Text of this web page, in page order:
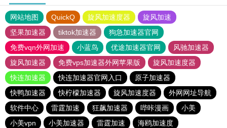
网站地图 QuickQ 旋风加速度器
旋风加速
坚果加速器
tiktok加速器
狗急加速器官网
免费vqn外网加速
小蓝鸟 优途加速器官网
风驰加速器
旋风加速器
免费vps加速器外网苹果版
旋风加速度器
快连加速器
快连加速器官网入口
原子加速器
快鸭加速器
快柠檬加速器 旋风加速度器
外网网址导航
软件中心
雷霆加速 狂飙加速器 哔咔漫画
小美
小美vpn
小美加速器 雷霆加速 海鸥加速度